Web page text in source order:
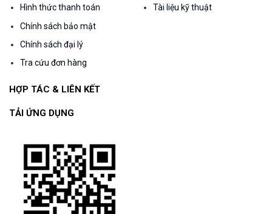
Hình thức thanh toán
Chính sách bảo mật
Chính sách đại lý
Tra cứu đơn hàng
Tài liệu kỹ thuật
HỢP TÁC & LIÊN KẾT
TẢI ỨNG DỤNG